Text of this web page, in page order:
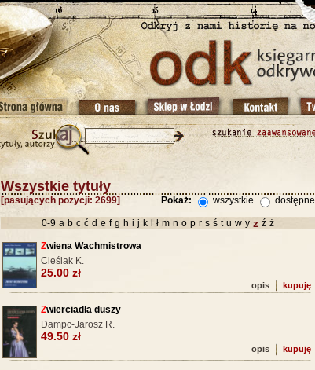
Wszystkie tytuły
Pokaż: wszystkie dostępne
[pasujących pozycji: 2699]
0-9 a b c ć d e f g h i j k ł m n o p r s ś t u w y z ź ż
opis kupuję
Zwiena Wachmistrowa
Cieślak K.
25.00 zł
opis kupuję
Zwierciadła duszy
Dampc-Jarosz R.
49.50 zł